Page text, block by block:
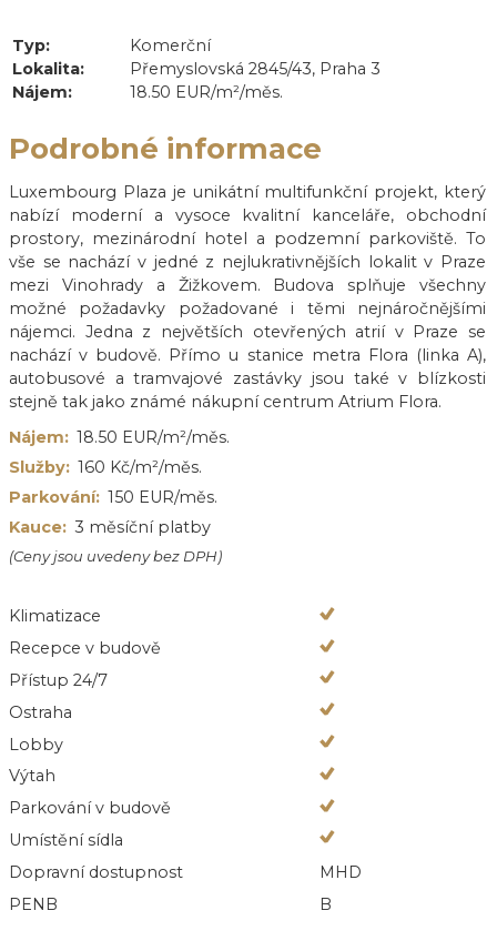
Typ:
Komerční
Lokalita:
Přemyslovská 2845/43, Praha 3
Nájem:
18.50 EUR/m²/měs.
Podrobné informace
Luxembourg Plaza je unikátní multifunkční projekt, který
nabízí moderní a vysoce kvalitní kanceláře, obchodní
prostory, mezinárodní hotel a podzemní parkoviště. To
vše se nachází v jedné z nejlukrativnějších lokalit v Praze
mezi Vinohrady a Žižkovem. Budova splňuje všechny
možné požadavky požadované i těmi nejnáročnějšími
nájemci. Jedna z největších otevřených atrií v Praze se
nachází v budově. Přímo u stanice metra Flora (linka A),
autobusové a tramvajové zastávky jsou také v blízkosti
stejně tak jako známé nákupní centrum Atrium Flora.
Nájem: 18.50 EUR/m²/měs.
Služby: 160 Kč/m²/měs.
Parkování: 150 EUR/měs.
Kauce: 3 měsíční platby
(Ceny jsou uvedeny bez DPH)
Klimatizace
Recepce v budově
Přístup 24/7
Ostraha
Lobby
Výtah
Parkování v budově
Umístění sídla
Dopravní dostupnost
MHD
PENB
B